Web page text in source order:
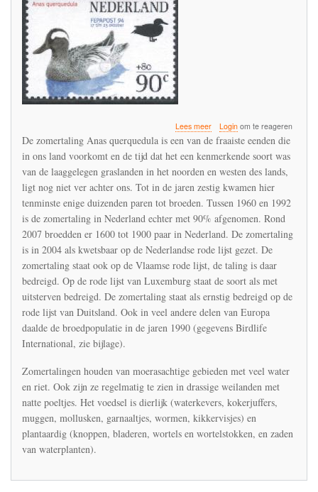
Lees meerover
De
dreigt
uit
te
in
de
Benelux
Loginom te reageren
De zomertaling Anas querquedula is een van de fraaiste eenden die
in ons land voorkomt en de tijd dat het een kenmerkende soort was
van de laaggelegen graslanden in het noorden en westen des lands,
ligt nog niet ver achter ons. Tot in de jaren zestig kwamen hier
tenminste enige duizenden paren tot broeden. Tussen 1960 en 1992
is de zomertaling in Nederland echter met 90% afgenomen. Rond
2007 broedden er 1600 tot 1900 paar in Nederland. De zomertaling
is in 2004 als kwetsbaar op de Nederlandse rode lijst gezet. De
zomertaling staat ook op de Vlaamse rode lijst, de taling is daar
bedreigd. Op de rode lijst van Luxemburg staat de soort als met
uitsterven bedreigd. De zomertaling staat als ernstig bedreigd op de
rode lijst van Duitsland. Ook in veel andere delen van Europa
daalde de broedpopulatie in de jaren 1990 (gegevens Birdlife
International, zie bijlage).
Zomertalingen houden van moerasachtige gebieden met veel water
en riet. Ook zijn ze regelmatig te zien in drassige weilanden met
natte poeltjes. Het voedsel is dierlijk (waterkevers, kokerjuffers,
muggen, mollusken, garnaaltjes, wormen, kikkervisjes) en
plantaardig (knoppen, bladeren, wortels en wortelstokken, en zaden
van waterplanten).